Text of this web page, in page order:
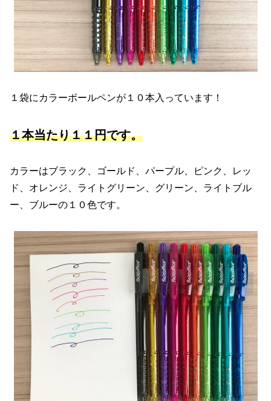
１袋にカラーボールペンが１０本入っています！
１本当たり１１円です。
カラーはブラック、ゴールド、パープル、ピンク、レッ
ド、オレンジ、ライトグリーン、グリーン、ライトブル
ー、ブルーの１０色です。